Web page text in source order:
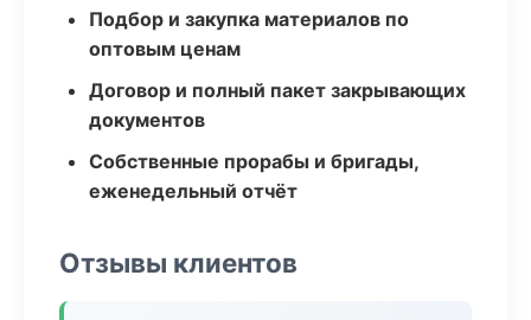
Подбор и закупка материалов по
оптовым ценам
Договор и полный пакет закрывающих
документов
Собственные прорабы и бригады,
еженедельный отчёт
Отзывы клиентов